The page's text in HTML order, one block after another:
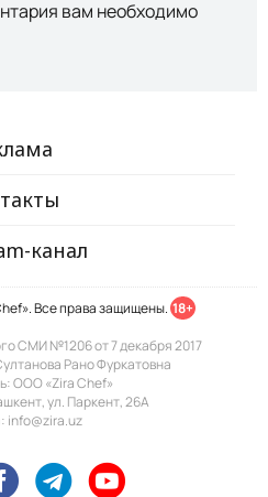
вам необходимо
канал
Все права защищены. 18+
СМИ №1206 от 7 декабря 2017
Рано Фуркатовна
ООО «Zira Chef»
ул. Паркент, 26А
info@zira.uz